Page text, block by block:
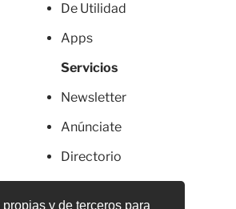
y de terceros para
De Utilidad
Apps
Servicios
Newsletter
Anúnciate
Directorio